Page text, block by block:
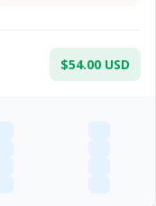
$54.00 USD